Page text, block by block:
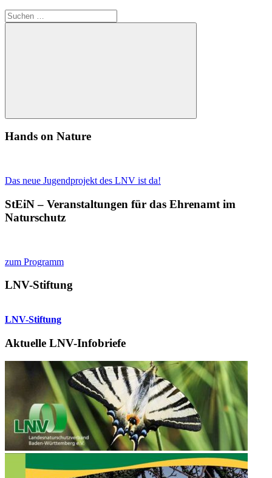
Suchen
nach:
Suchen
Hands on Nature
Das neue Jugendprojekt des LNV ist da!
StEiN – Veranstaltungen für das Ehrenamt im
Naturschutz
zum Programm
LNV-Stiftung
LNV-Stiftung
Aktuelle LNV-Infobriefe